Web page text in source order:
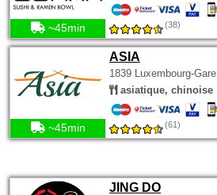
~45min (38)
ASIA
1839 Luxembourg-Gare
asiatique, chinoise
~45min (61)
JING DO